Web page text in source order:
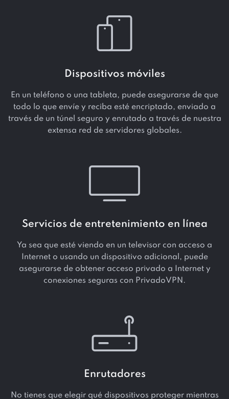
Dispositivos móviles
En un teléfono o una tableta, puede asegurarse de que
todo lo que envíe y reciba esté encriptado, enviado a
través de un túnel seguro y enrutado a través de nuestra
extensa red de servidores globales.
Servicios de entretenimiento en línea
Ya sea que esté viendo en un televisor con acceso a
Internet o usando un dispositivo adicional, puede
asegurarse de obtener acceso privado a Internet y
conexiones seguras con PrivadoVPN.
Enrutadores
No tienes que elegir qué dispositivos proteger mientras